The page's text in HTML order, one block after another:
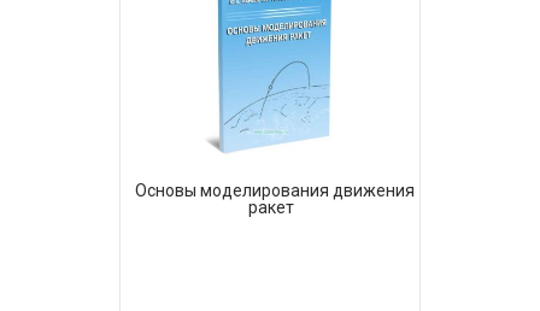
Основы моделирования движения
ракет